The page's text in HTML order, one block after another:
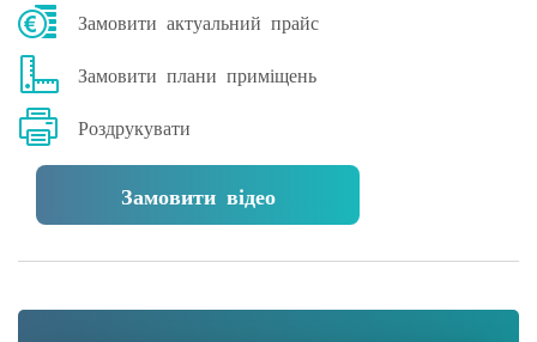
Замовити актуальний прайс
Замовити плани приміщень
Роздрукувати
Замовити відео